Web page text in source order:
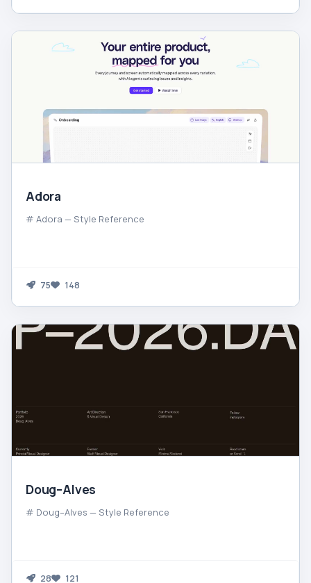
Adora
# Adora — Style Reference
75 148
Doug–Alves
# Doug–Alves — Style Reference
28 121